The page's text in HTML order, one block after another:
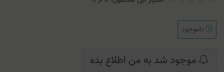
ناموجود
موجود شد به من اطلاع بده